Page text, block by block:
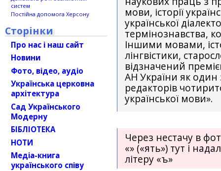
мови, історії
української
термінознавства,
Іншими мовами,
лінгвістики,
відзначений
АН України як один
редакторів
української мови».
Через нестачу в
«ѣ» («ять») тут і
літеру «ъ»
систем
Постійна допомога Херсону
Сторінки
Про нас і наш сайт
Новини
Фото, відео, аудіо
Українська церковна
архітектура
Сад Українського
Модерну
БІБЛІОТЕКА
НОТИ
Медіа-книга
українського співу